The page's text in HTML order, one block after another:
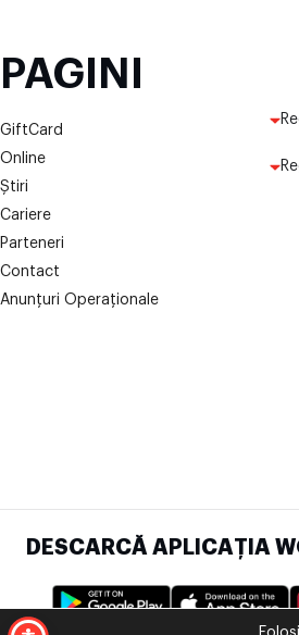
PAGINI
GiftCard
Online
Știri
Cariere
Parteneri
Contact
Anunțuri Operaționale
DESCARCĂ APLICAȚIA